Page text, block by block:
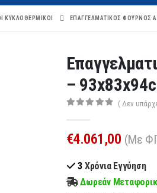
ΚΥΚΛΟΘΕΡΜΙΚΟΊ ΕΠΑΓΓΕΛΜΑΤΙΚΌΣ ΦΟΎΡΝΟΣ
–
( Δεν
€4.061,00 (Με
3 Χρόνια Εγγύηση
Δωρεάν